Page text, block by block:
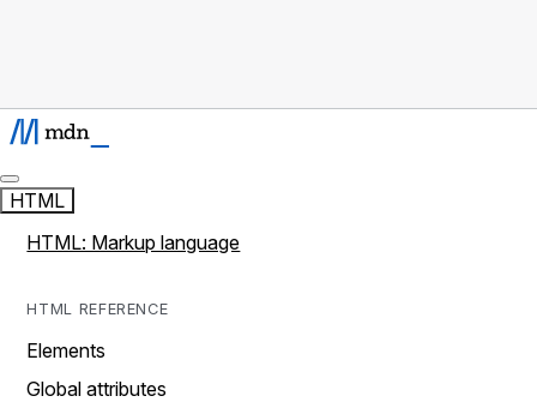
HTML
HTML: Markup language
HTML REFERENCE
Elements
Global attributes